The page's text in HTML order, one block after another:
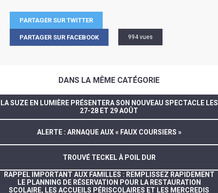
PARTAGER SUR TWITTER
PARTAGER SUR FACEBOOK 994 vues
DANS LA MÊME CATÉGORIE
LA SUZE EN LUMIÈRE PRÉSENTERA SON NOUVEAU SPECTACLE LES
27-28 ET 29 AOÛT
ALERTE : ARNAQUE AUX « FAUX COURSIERS »
TROUVÉ TECKEL À POIL DUR
RAPPEL IMPORTANT AUX FAMILLES : REMPLISSEZ RAPIDEMENT
LE PLANNING DE RÉSERVATION POUR LA RESTAURATION
SCOLAIRE, LES ACCUEILS PÉRISCOLAIRES ET LES MERCREDIS